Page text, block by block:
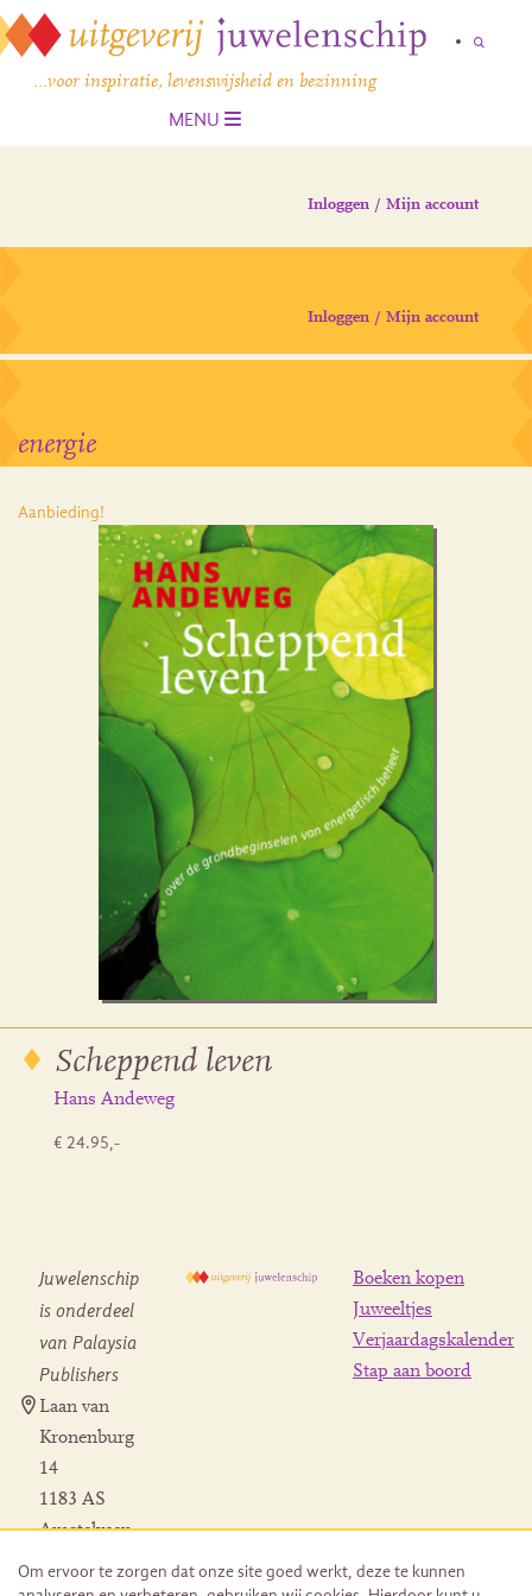
…voor inspiratie, levenswijsheid en bezinning
MENU
Inloggen / Mijn account
Inloggen / Mijn account
energie
Aanbieding!
Scheppend leven
Hans Andeweg
€ 24.95,-
Juwelenschip
is onderdeel
van Palaysia
Publishers
Laan van
Kronenburg
14
1183 AS
Amstelveen
Herroeping
Boeken kopen
Juweeltjes
Verjaardagskalender
Stap aan boord
Om ervoor te zorgen dat onze site goed werkt, deze te kunnen